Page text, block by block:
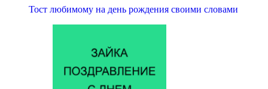
Тост любимому на день рождения своими словами